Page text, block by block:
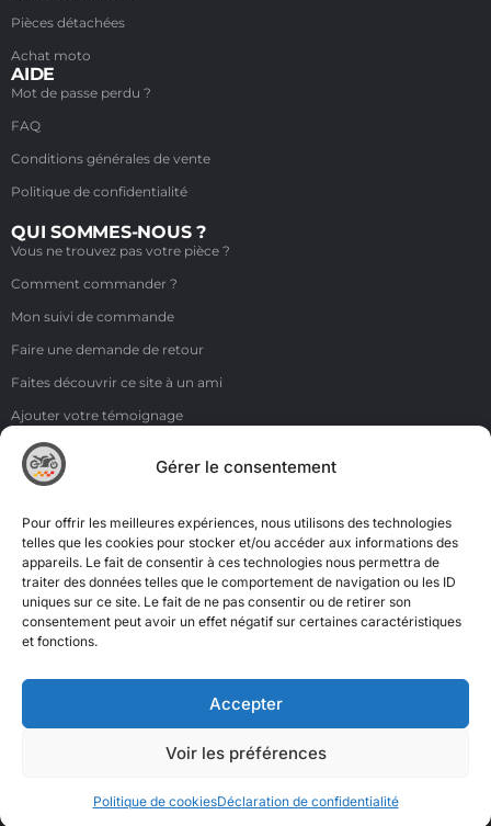
Gérer le consentement
Pour offrir les meilleures expériences, nous utilisons des technologies
telles que les cookies pour stocker et/ou accéder aux informations des
appareils. Le fait de consentir à ces technologies nous permettra de
traiter des données telles que le comportement de navigation ou les ID
uniques sur ce site. Le fait de ne pas consentir ou de retirer son
consentement peut avoir un effet négatif sur certaines caractéristiques
et fonctions.
Accepter
Voir les préférences
Politique de cookiesDéclaration de confidentialité
Pièces détachées
Achat moto
AIDE
Mot de passe perdu ?
FAQ
Conditions générales de vente
Politique de confidentialité
QUI SOMMES-NOUS ?
Vous ne trouvez pas votre pièce ?
Comment commander ?
Mon suivi de commande
Faire une demande de retour
Faites découvrir ce site à un ami
Ajouter votre témoignage
Voir tous les témoignages
Liens
NOS COORDONNÉES
ZI de la Moinerie - 8 rue du Roussillon 91220 Bretigny sur Orge
Email: contact@accimoto.com
Standard : +33(0)1 69 88 16 16